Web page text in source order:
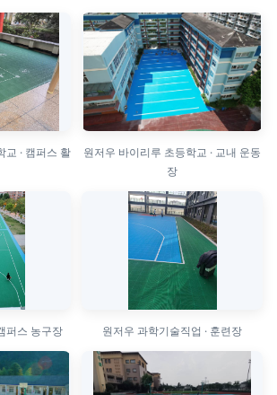
교 · 캠퍼스 활
원저우 바이리루 초등학교 · 교내 운동
장
퍼스 농구장 원저우 과학기술직업 · 훈련장